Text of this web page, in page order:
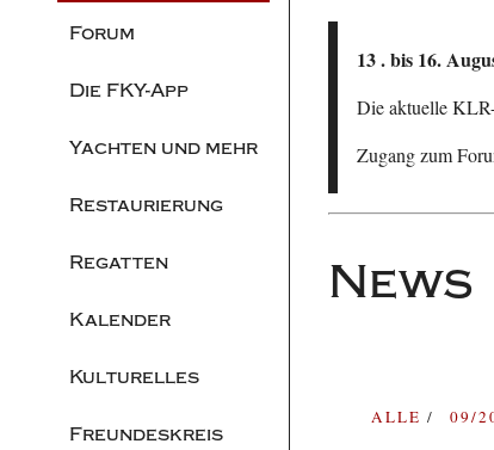
Forum
Die FKY-App
Yachten und mehr
Restaurierung
Regatten
Kalender
Kulturelles
Freundeskreis
13 . bis 16.
Die aktuelle
Zugang zum
News
ALLE 09/